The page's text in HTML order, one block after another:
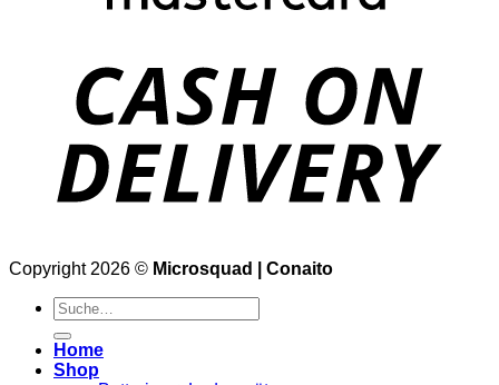
Copyright 2026 © Microsquad | Conaito
Suche
nach:
Home
Shop